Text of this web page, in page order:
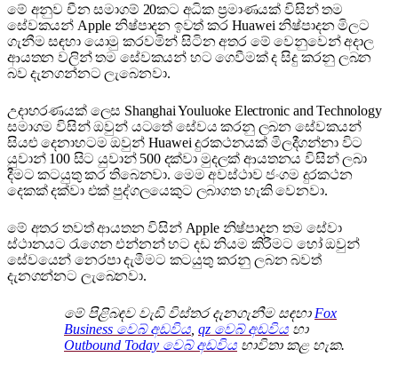
මේ අනුව චීන සමාගම් 20කට අධික ප්‍රමාණයක් විසින් තම
සේවකයන් Apple නිෂ්පාදන ඉවත් කර Huawei නිෂ්පාදන මිලට
ගැනීම සඳහා යොමු කරවමින් සිටින අතර මේ වෙනුවෙන් අදාල
ආයතන වලින් තම සේවකයන් හට ගෙවීමක් ද සිදු කරනු ලබන
බව දැනගන්නට ලැබෙනවා.
උදාහරණයක් ලෙස Shanghai Youluoke Electronic and Technology
සමාගම විසින් ඔවුන් යටතේ සේවය කරනු ලබන සේවකයන්
සියළු දෙනාහටම ඔවුන් Huawei දුරකථනයක් මිලදීගන්නා විට
යුවාන් 100 සිට යුවාන් 500 දක්වා මුදලක් ආයතනය විසින් ලබා
දීමට කටයුතු කර තිබෙනවා. මෙම අවස්ථාව ජංගම දුරකථන
දෙකක් දක්වා එක් පුද්ගලයෙකුට ලබාගත හැකි වෙනවා.
මේ අතර තවත් ආයතන විසින් Apple නිෂ්පාදන තම සේවා
ස්ථානයට රැගෙන එන්නන් හට දඩ නියම කිරීමට හෝ ඔවුන්
සේවයෙන් නෙරපා දැමීමට කටයුතු කරනු ලබන බවත්
දැනගන්නට ලැබෙනවා.
මේ පිළිබඳව වැඩි විස්තර දැනගැනීම සඳහා Fox
Business වෙබ් අඩවිය qz වෙබ් අඩවිය හා
Outbound Today වෙබ් අඩවිය භාවිතා කළ හැක.